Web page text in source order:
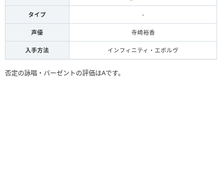
タイプ -
声優 寺崎裕香
入手方法 インフィニティ・エボルヴ
否定の詠唱・バーゼントの評価はAです。